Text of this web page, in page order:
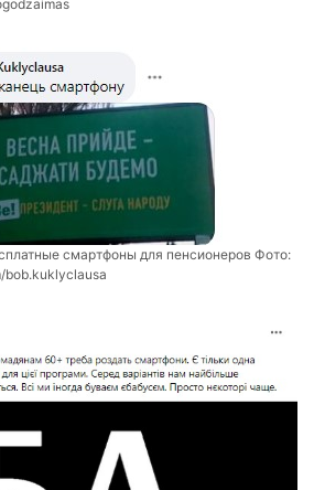
смартфоны для пенсионеров Фото:
bob.kuklyclausa